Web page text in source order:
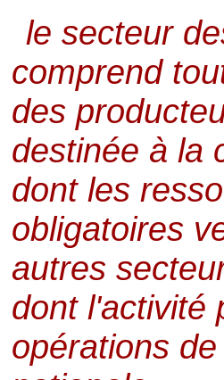
le secteur
comprend
des
destinée à la
dont les
obligatoires
autres
dont l'activité
opérations